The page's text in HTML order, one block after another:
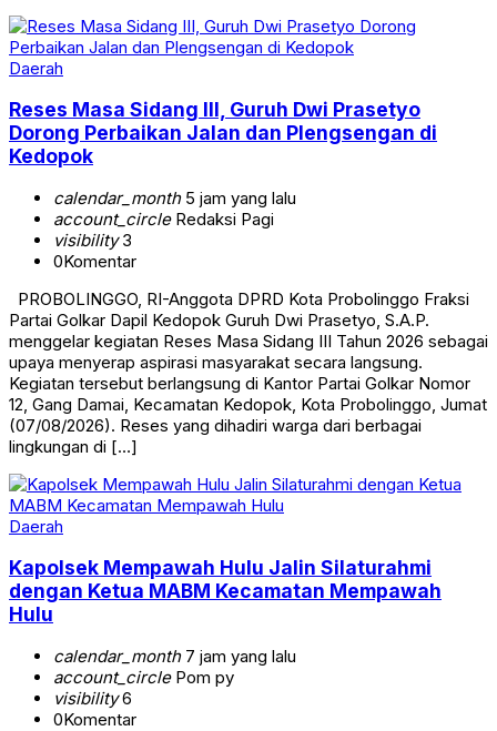
Daerah
Reses Masa Sidang III, Guruh Dwi Prasetyo
Dorong Perbaikan Jalan dan Plengsengan di
Kedopok
calendar_month5 jam yang lalu
account_circleRedaksi Pagi
visibility3
0Komentar
PROBOLINGGO, RI-Anggota DPRD Kota Probolinggo Fraksi
Partai Golkar Dapil Kedopok Guruh Dwi Prasetyo, S.A.P.
menggelar kegiatan Reses Masa Sidang III Tahun 2026 sebagai
upaya menyerap aspirasi masyarakat secara langsung.
Kegiatan tersebut berlangsung di Kantor Partai Golkar Nomor
12, Gang Damai, Kecamatan Kedopok, Kota Probolinggo, Jumat
(07/08/2026). Reses yang dihadiri warga dari berbagai
lingkungan di […]
Daerah
Kapolsek Mempawah Hulu Jalin Silaturahmi
dengan Ketua MABM Kecamatan Mempawah
Hulu
calendar_month7 jam yang lalu
account_circlePom py
visibility6
0Komentar